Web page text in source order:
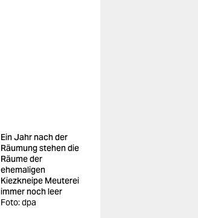
Ein Jahr nach der
Räumung stehen die
Räume der
ehemaligen
Kiezkneipe Meuterei
immer noch leer
Foto: dpa